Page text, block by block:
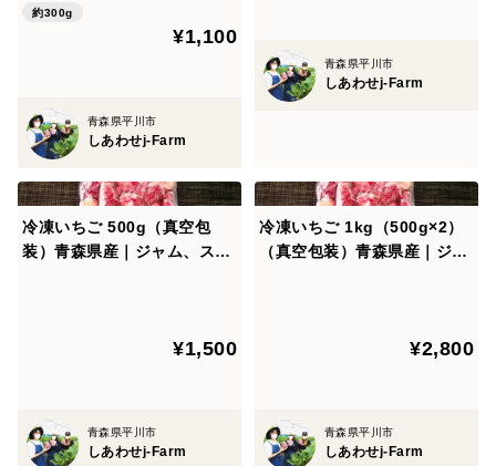
約300g
¥1,100
青森県平川市
しあわせj-Farm
青森県平川市
しあわせj-Farm
冷凍いちご 500g（真空包
装）青森県産｜ジャム、スム
¥1,500
青森県平川市
しあわせj-Farm
冷凍いちご 1kg（500g×2）
（真空包装）青森県産｜ジャ
¥2,800
青森県平川市
しあわせj-Farm